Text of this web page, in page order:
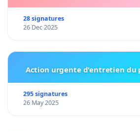
28 signatures
26 Dec 2025
Action urgente d'entretien du
295 signatures
26 May 2025